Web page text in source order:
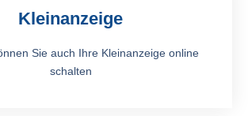
Kleinanzeige
Sie auch Ihre Kleinanzeige online
schalten